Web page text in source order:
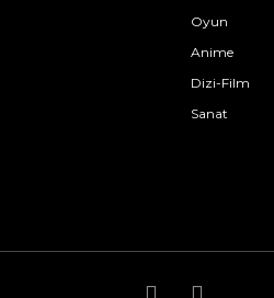
Oyun
Anime
Dizi-Film
Sanat